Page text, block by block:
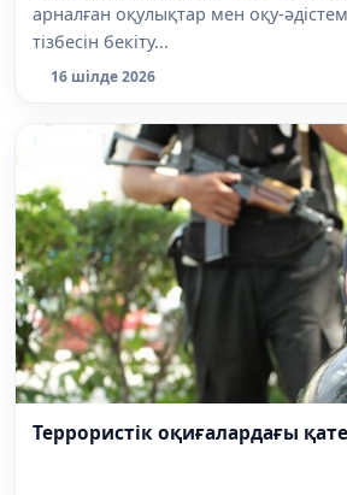
арналған оқулықтар мен оқу-
тізбесін бекіту...
16 шілде 2026
Террористік оқиғалардағы